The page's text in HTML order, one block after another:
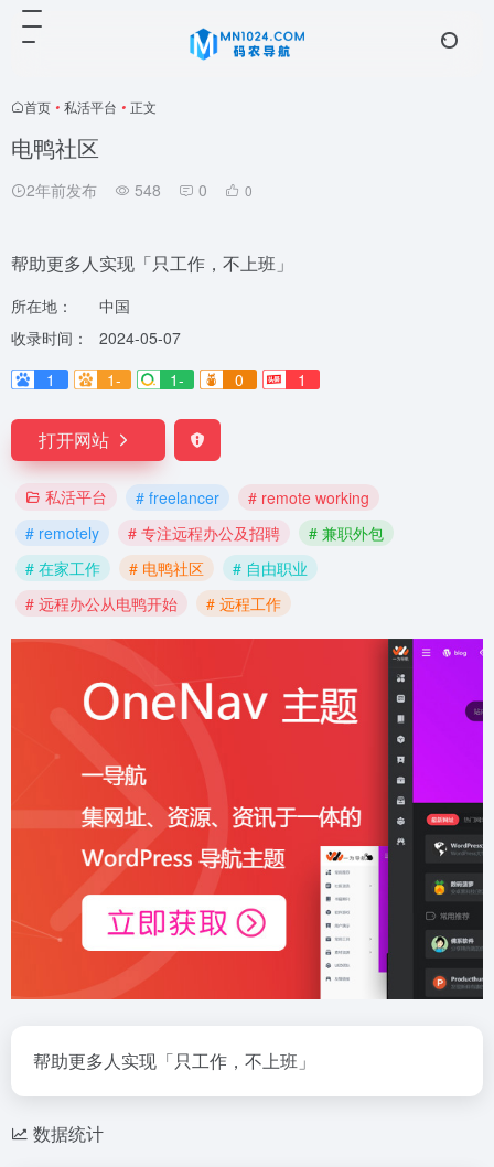
首页 • 私活平台 • 正文
电鸭社区
2年前发布 548 0 0
帮助更多人实现「只工作，不上班」
所在地：
中国
收录时间：
2024-05-07
1
1- 1- 0 1
打开网站
私活平台 # freelancer
# remote working
# remotely
# 专注远程办公及招聘
# 兼职外包
# 在家工作
# 电鸭社区
# 自由职业
# 远程办公从电鸭开始
# 远程工作
帮助更多人实现「只工作，不上班」
数据统计